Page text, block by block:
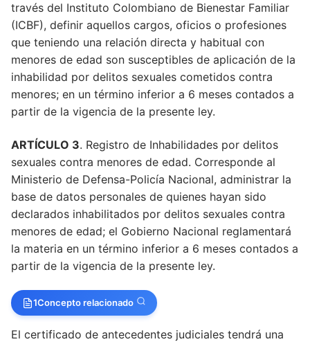
través del Instituto Colombiano de Bienestar Familiar
(ICBF), definir aquellos cargos, oficios o profesiones
que teniendo una relación directa y habitual con
menores de edad son susceptibles de aplicación de la
inhabilidad por delitos sexuales cometidos contra
menores; en un término inferior a 6 meses contados a
partir de la vigencia de la presente ley.
ARTÍCULO 3. Registro de Inhabilidades por delitos
sexuales contra menores de edad. Corresponde al
Ministerio de Defensa-Policía Nacional, administrar la
base de datos personales de quienes hayan sido
declarados inhabilitados por delitos sexuales contra
menores de edad; el Gobierno Nacional reglamentará
la materia en un término inferior a 6 meses contados a
partir de la vigencia de la presente ley.
1Concepto relacionado
El certificado de antecedentes judiciales tendrá una